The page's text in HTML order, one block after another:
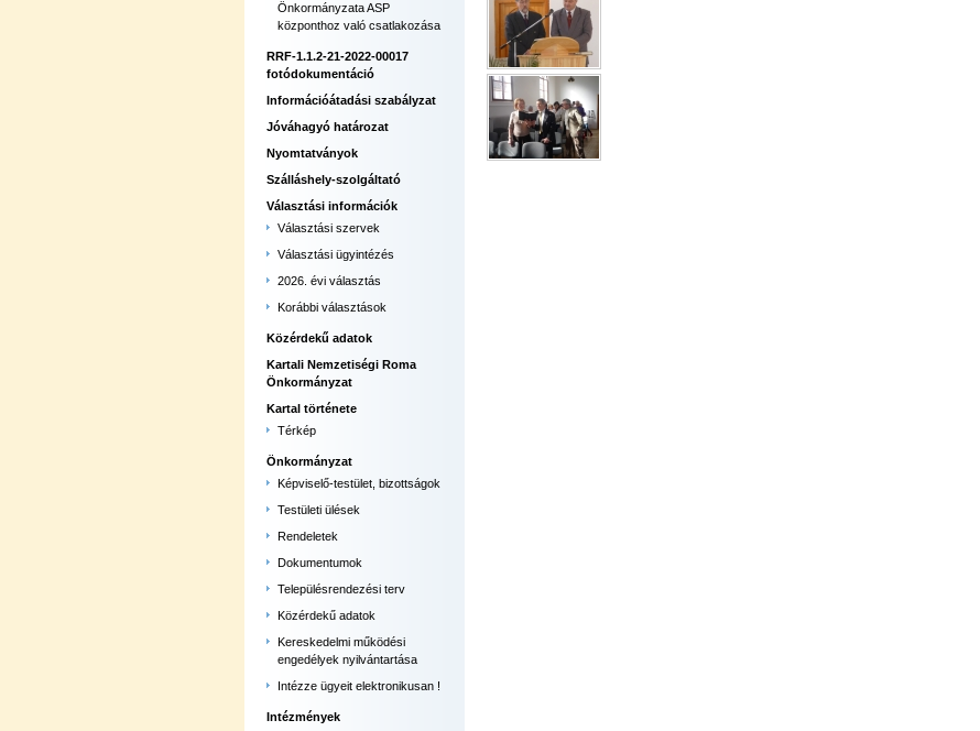
Önkormányzata ASP
központhoz való csatlakozása
RRF-1.1.2-21-2022-00017
fotódokumentáció
Információátadási szabályzat
Jóváhagyó határozat
Nyomtatványok
Szálláshely-szolgáltató
Választási információk
Választási szervek
Választási ügyintézés
2026. évi választás
Korábbi választások
Közérdekű adatok
Kartali Nemzetiségi Roma
Önkormányzat
Kartal története
Térkép
Önkormányzat
Képviselő-testület, bizottságok
Testületi ülések
Rendeletek
Dokumentumok
Településrendezési terv
Közérdekű adatok
Kereskedelmi működési
engedélyek nyilvántartása
Intézze ügyeit elektronikusan !
Intézmények